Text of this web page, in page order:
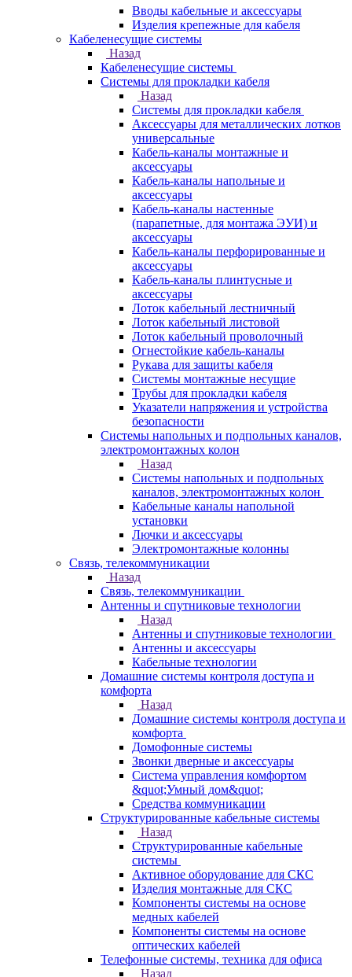
Вводы кабельные и аксессуары
Изделия крепежные для кабеля
Кабеленесущие системы
Назад
Кабеленесущие системы
Системы для прокладки кабеля
Назад
Системы для прокладки кабеля
Аксессуары для металлических лотков
универсальные
Кабель-каналы монтажные и
аксессуары
Кабель-каналы напольные и
аксессуары
Кабель-каналы настенные
(парапетные, для монтажа ЭУИ) и
аксессуары
Кабель-каналы перфорированные и
аксессуары
Кабель-каналы плинтусные и
аксессуары
Лоток кабельный лестничный
Лоток кабельный листовой
Лоток кабельный проволочный
Огнестойкие кабель-каналы
Рукава для защиты кабеля
Системы монтажные несущие
Трубы для прокладки кабеля
Указатели напряжения и устройства
безопасности
Системы напольных и подпольных каналов,
электромонтажных колон
Назад
Системы напольных и подпольных
каналов, электромонтажных колон
Кабельные каналы напольной
установки
Лючки и аксессуары
Электромонтажные колонны
Связь, телекоммуникации
Назад
Связь, телекоммуникации
Антенны и спутниковые технологии
Назад
Антенны и спутниковые технологии
Антенны и аксессуары
Кабельные технологии
Домашние системы контроля доступа и
комфорта
Назад
Домашние системы контроля доступа и
комфорта
Домофонные системы
Звонки дверные и аксессуары
Система управления комфортом
&quot;Умный дом&quot;
Средства коммуникации
Структурированные кабельные системы
Назад
Структурированные кабельные
системы
Активное оборудование для СКС
Изделия монтажные для СКС
Компоненты системы на основе
медных кабелей
Компоненты системы на основе
оптических кабелей
Телефонные системы, техника для офиса
Назад